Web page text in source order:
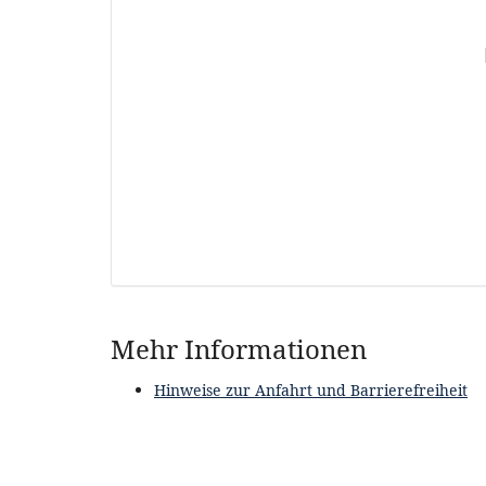
Mehr Informationen
Hinweise zur Anfahrt und Barrierefreiheit